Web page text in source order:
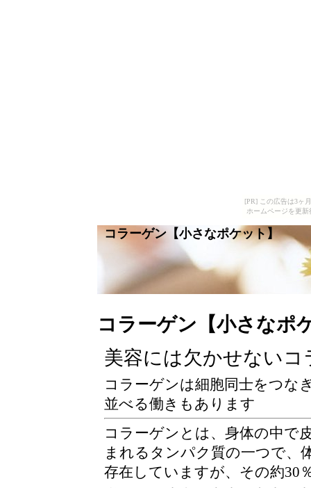
[PR] この広告は3ヶ
ホームページを更
コラーゲン【小さなポケット】
コラーゲン【小さなポ
美容には欠かせないコ
コラーゲンは細胞同士をつな
並べる働きもあります
コラーゲンとは、身体の中で
まれるタンパク質の一つで、
存在していますが、その約30